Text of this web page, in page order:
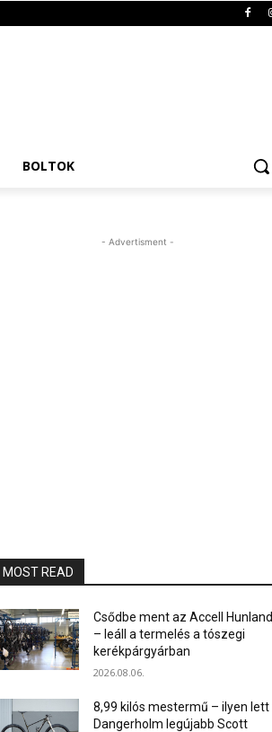
BOLTOK
- Advertisment -
MOST READ
Csődbe ment az Accell Hunland
– leáll a termelés a tószegi
kerékpárgyárban
2026.08.06.
8,99 kilós mestermű – ilyen lett
Dangerholm legújabb Scott